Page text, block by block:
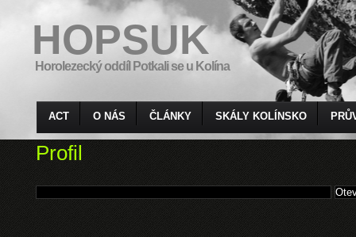
HOPSUK
Horolezecký oddíl Potkali se u Kolína
ACT O NÁS ČLÁNKY SKÁLY KOLÍNSKO
Profil